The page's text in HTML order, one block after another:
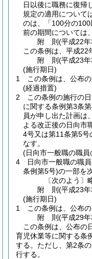
日以後に職務に復帰
規定の適用について
のは、「100分の100
前の期間については
附 則(平成22
この条例は、平成22
附 則(平成23
(施行期日)
1
この条例は、公布
(経過措置)
2
この条例の施行の
に関する条例第3条
員が申し出た計画は
よる改正後の日向市
4号又は第11条第5号
なす。
(日向市一般職の職
4
日向市一般職の職
条例第5号)の一部を
〔次のよう〕
附 則(平成23
(施行期日)
1
この条例は、公布
附 則(平成29
この条例は、公布の
育児休業等に関する条
する。 ただし、第2条
行する。